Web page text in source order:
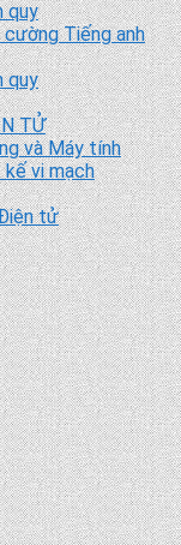
quy
Tiếng anh
quy
TỬ
và Máy tính
vi mạch
tử